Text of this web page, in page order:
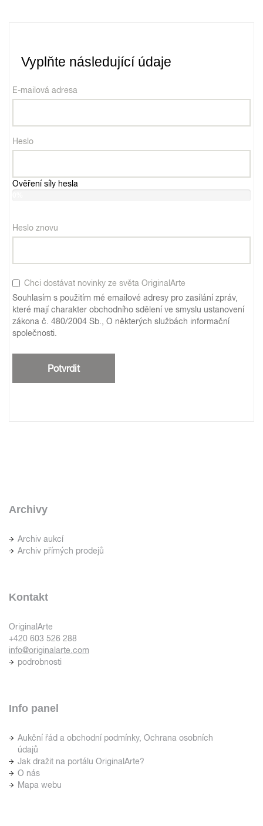
Vyplňte následující údaje
E-mailová adresa
Heslo
Ověření síly hesla
Heslo znovu
Chci dostávat novinky ze světa OriginalArte
Souhlasím s použitím mé emailové adresy pro zasílání zpráv,
které mají charakter obchodního sdělení ve smyslu ustanovení
zákona č. 480/2004 Sb., O některých službách informační
společnosti.
Archivy
Archiv aukcí
Archiv přímých prodejů
Kontakt
OriginalArte
+420 603 526 288
info@originalarte.com
podrobnosti
Info panel
Aukční řád a obchodní podmínky, Ochrana osobních
údajů
Jak dražit na portálu OriginalArte?
O nás
Mapa webu